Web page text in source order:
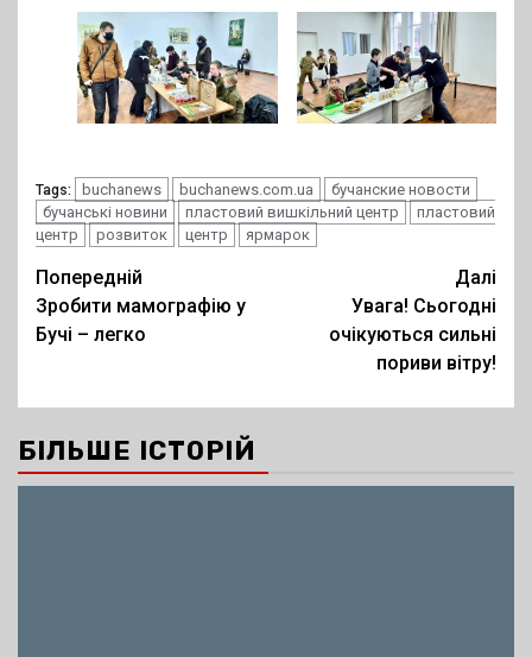
Tags: buchanews buchanews.com.ua
бучанские новости
бучанські новини
пластовий вишкільний центр
пластовий
центр
розвиток центр ярмарок
Post
navigation
Попередній
Зробити мамографію у
Бучі – легко
Далі
Увага! Сьогодні
очікуються сильні
пориви вітру!
БІЛЬШЕ ІСТОРІЙ